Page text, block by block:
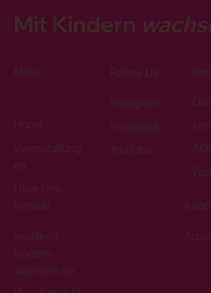
Mit Kindern
Kontakt
mail@mit-
kindern-
wachsen.de
Menu
Home
Veranstaltung
en
Über Uns
Follow Us
Instagram
Facebook
YouTube
Arbor